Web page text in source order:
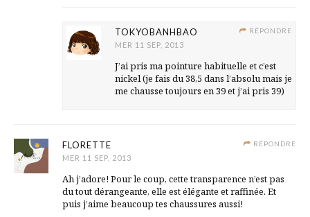
RÉPONDRE
TOKYOBANHBAO
MER 11 SEP, 2013
J’ai pris ma pointure habituelle et c’est
nickel (je fais du 38,5 dans l’absolu mais je
me chausse toujours en 39 et j’ai pris 39)
RÉPONDRE
FLORETTE
MER 11 SEP, 2013
Ah j’adore! Pour le coup, cette transparence n’est pas
du tout dérangeante, elle est élégante et raffinée. Et
puis j’aime beaucoup tes chaussures aussi!